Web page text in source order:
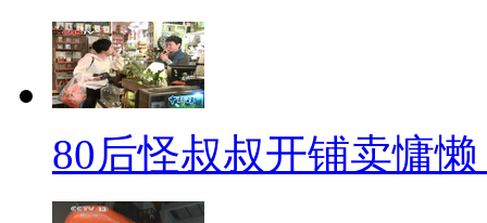
弃厕所近日竟然被改建成了一
在20世纪60年代关闭，如今这
成座位区域，但仍然还保留了
起来是否别有风味，一百多年
女子掰断小刀上飞机
80后怪叔叔开铺卖慵